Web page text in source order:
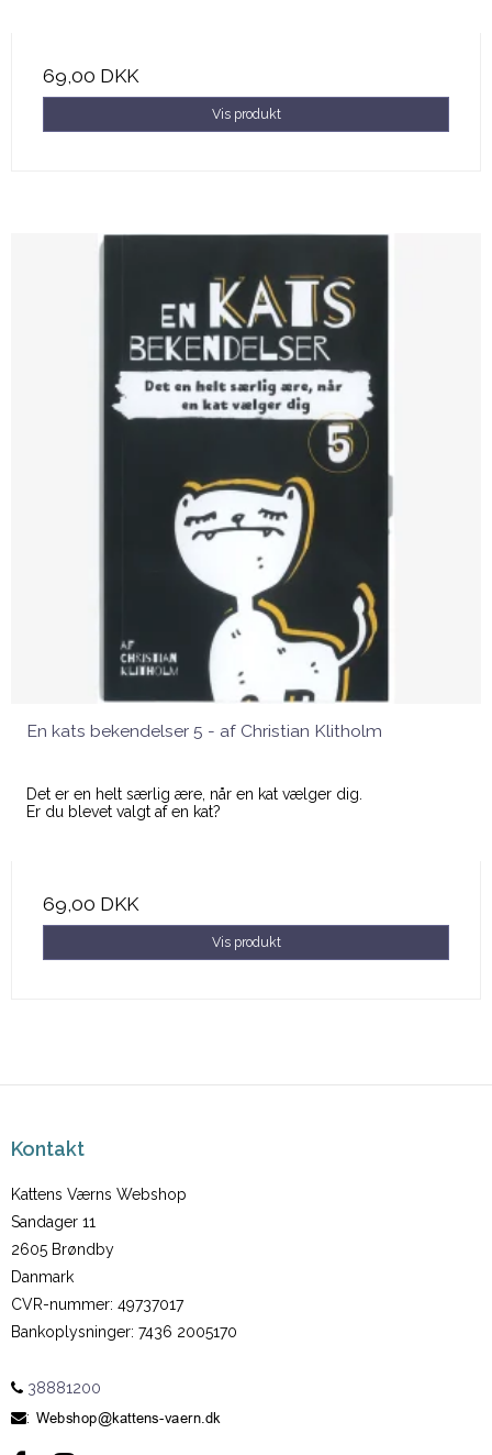
69,00 DKK
Vis produkt
En kats bekendelser 5 - af Christian Klitholm
Det er en helt særlig ære, når en kat vælger dig.
Er du blevet valgt af en kat?
69,00 DKK
Vis produkt
Kontakt
Kattens Værns Webshop
Sandager 11
2605 Brøndby
Danmark
CVR-nummer: 49737017
Bankoplysninger: 7436 2005170
38881200
: